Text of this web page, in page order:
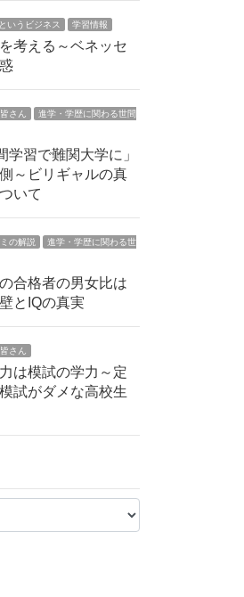
いうビジネス 学習情報
考える～ベネッセ
さん
進学・学歴に関わる世間
学習で難関大学に」
～ビリギャルの真
いて
の解説
進学・学歴に関わる世
合格者の男女比は
とIQの真実
さん
は模試の学力～定
試がダメな高校生